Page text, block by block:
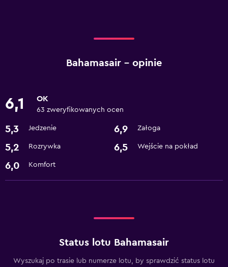
Bahamasair – opinie
6,1 OK
63 zweryfikowanych ocen
5,3 Jedzenie 6,9 Załoga
5,2 Rozrywka 6,5 Wejście na pokład
6,0 Komfort
Status lotu Bahamasair
Wyszukaj po trasie lub numerze lotu, by sprawdzić status lotu